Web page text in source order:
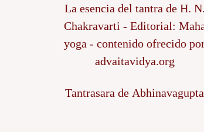
Tantrasara de Abhinavagupta